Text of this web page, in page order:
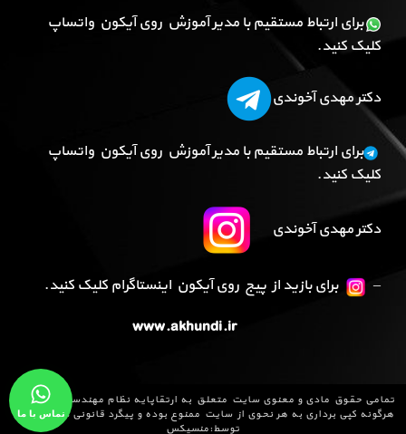
برای ارتباط مستقیم با مدیر آموزش روی آیکون واتساپ
کلیک کنید.
دکتر مهدی آخوندی
برای ارتباط مستقیم با مدیر آموزش روی آیکون واتساپ
کلیک کنید.
دکتر مهدی آخوندی
–
برای بازید از پیج روی آیکون اینستاگرام کلیک کنید.
www.akhundi.ir
تمامی حقوق مادی و معنوی سایت متعلق به ارتقاپایه نظام مهندسی
می باشد و
هرگونه کپی برداری به هر نحوی از سایت ممنوع بوده و پیگرد قانونی دارد .طراحی
توسط:منسیکس
تماس با ما